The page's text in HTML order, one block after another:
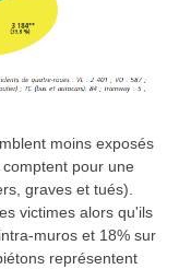
moins exposés
pour une
graves et tués).
victimes alors qu'ils
muros et 18% sur
représentent